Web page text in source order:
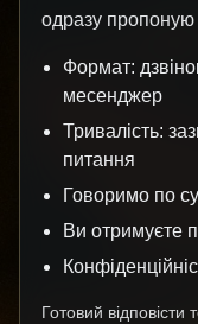
одразу пропоную
Формат:
месенджер
Тривалість:
питання
Говоримо по
Ви отримуєте
Готовий